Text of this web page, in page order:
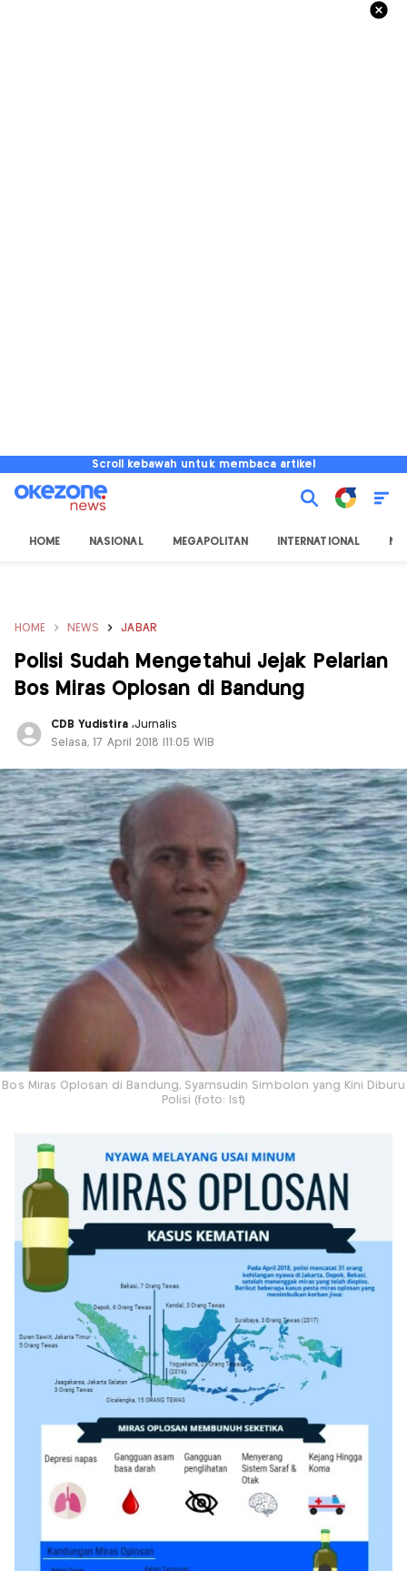
Scroll kebawah untuk membaca artikel
HOME NASIONAL MEGAPOLITAN INTERNATIONAL
HOME NEWS JABAR
Polisi Sudah Mengetahui Jejak Pelarian
Bos Miras Oplosan di Bandung
CDB Yudistira ,Jurnalis
Selasa, 17 April 2018 |11:05 WIB
Bos Miras Oplosan di Bandung, Syamsudin Simbolon yang Kini Diburu
Polisi (foto: Ist)